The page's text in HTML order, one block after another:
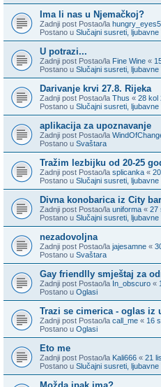
Ima li nas u Njemačkoj?
Zadnji post Postao/la hungry_eyes5
Postano u Slučajni susreti,
U potrazi...
Zadnji post Postao/la Fine Wine «
Postano u Slučajni susreti,
Darivanje krvi 27.8. Rijeka
Zadnji post Postao/la Thus « 28 kol
Postano u Slučajni susreti,
aplikacija za upoznavanje
Zadnji post Postao/la
Postano u Svaštara
Tražim lezbijku od 20-25
Zadnji post Postao/la splicanka «
Postano u Slučajni susreti,
Divna konobarica iz City
Zadnji post Postao/la uniforma « 27
Postano u Slučajni susreti,
nezadovoljna
Zadnji post Postao/la jajesamne «
Postano u Svaštara
Gay friendlly smještaj za
Zadnji post Postao/la In_obscuro «
Postano u Oglasi
Trazi se cimerica - oglas iz
Zadnji post Postao/la call_me « 16
Postano u Oglasi
Eto me
Zadnji post Postao/la Kali666 « 21
Postano u Slučajni susreti,
Možda ipak ima?